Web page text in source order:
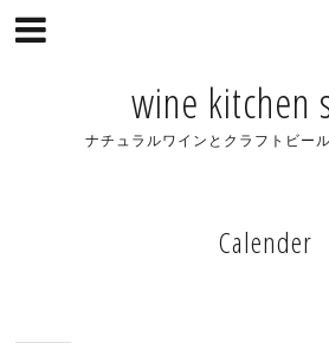
wine kitchen
ナチュラルワインとクラフトビー
Calender